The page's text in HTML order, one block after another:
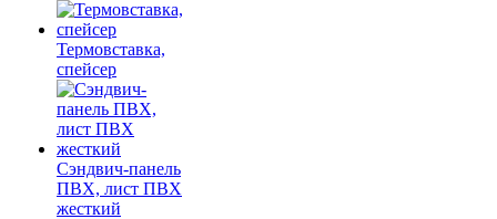
Термовставка,
спейсер
Сэндвич-панель
ПВХ, лист ПВХ
жесткий